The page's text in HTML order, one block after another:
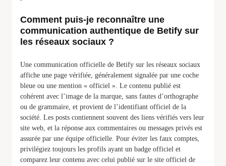
Comment puis-je reconnaître une
communication authentique de Betify sur
les réseaux sociaux ?
Une communication officielle de Betify sur les réseaux sociaux
affiche une page vérifiée, généralement signalée par une coche
bleue ou une mention « officiel ». Le contenu publié est
cohérent avec l’image de la marque, sans fautes d’orthographe
ou de grammaire, et provient de l’identifiant officiel de la
société. Les posts contiennent souvent des liens vérifiés vers leur
site web, et la réponse aux commentaires ou messages privés est
assurée par une équipe officielle. Pour éviter les faux comptes,
privilégiez toujours les profils ayant un badge officiel et
comparez leur contenu avec celui publié sur le site officiel de